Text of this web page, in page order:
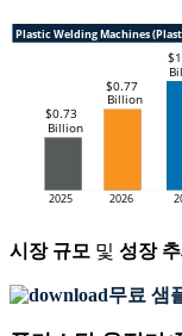
시장 규모 및 성장 추
무료 샘